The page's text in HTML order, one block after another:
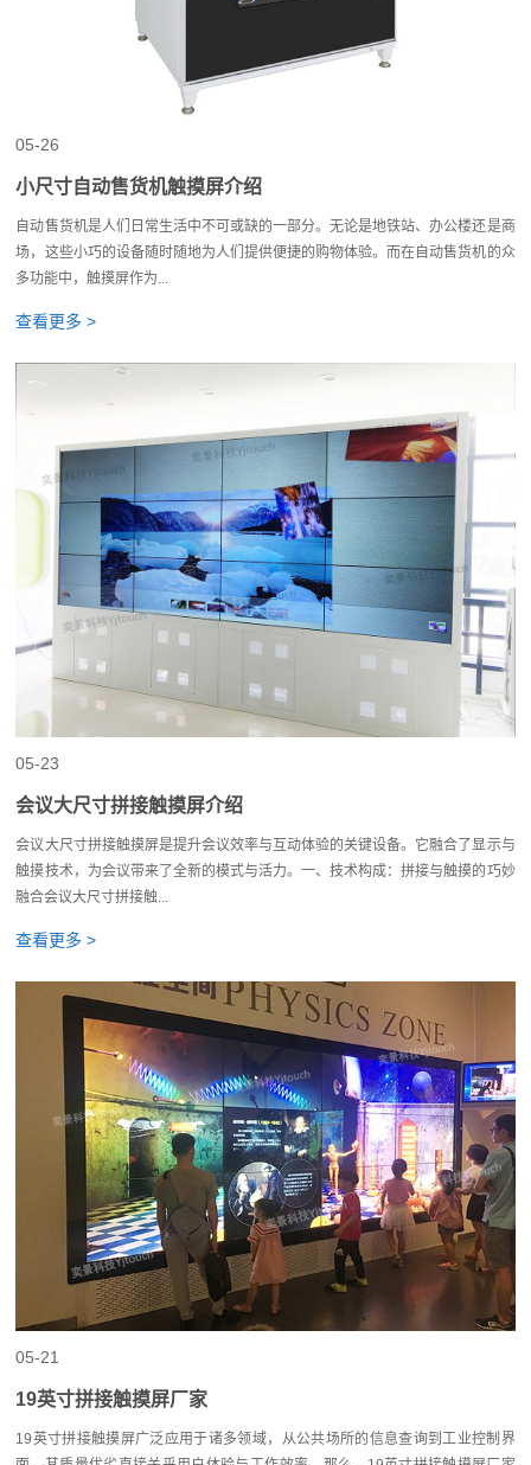
05-26
小尺寸自动售货机触摸屏介绍
自动售货机是人们日常生活中不可或缺的一部分。无论是地铁站、办公楼还是商
场，这些小巧的设备随时随地为人们提供便捷的购物体验。而在自动售货机的众
多功能中，触摸屏作为...
查看更多 >
05-23
会议大尺寸拼接触摸屏介绍
会议大尺寸拼接触摸屏是提升会议效率与互动体验的关键设备。它融合了显示与
触摸技术，为会议带来了全新的模式与活力。一、技术构成：拼接与触摸的巧妙
融合会议大尺寸拼接触...
查看更多 >
05-21
19英寸拼接触摸屏厂家
19英寸拼接触摸屏广泛应用于诸多领域，从公共场所的信息查询到工业控制界